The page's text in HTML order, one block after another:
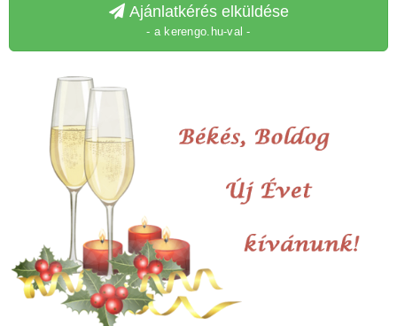
Ajánlatkérés elküldése
- a kerengo.hu-val -